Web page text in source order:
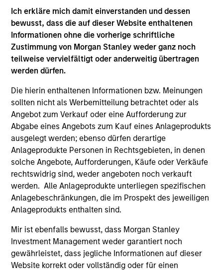
Ich erkläre mich damit einverstanden und dessen
bewusst, dass die auf dieser Website enthaltenen
Informationen ohne die vorherige schriftliche
Zustimmung von Morgan Stanley weder ganz noch
teilweise vervielfältigt oder anderweitig übertragen
werden dürfen.
Die hierin enthaltenen Informationen bzw. Meinungen
sollten nicht als Werbemitteilung betrachtet oder als
Angebot zum Verkauf oder eine Aufforderung zur
Abgabe eines Angebots zum Kauf eines Anlageprodukts
ausgelegt werden; ebenso dürfen derartige
Anlageprodukte Personen in Rechtsgebieten, in denen
solche Angebote, Aufforderungen, Käufe oder Verkäufe
rechtswidrig sind, weder angeboten noch verkauft
werden. Alle Anlageprodukte unterliegen spezifischen
Anlagebeschränkungen, die im Prospekt des jeweiligen
Anlageprodukts enthalten sind.
Mir ist ebenfalls bewusst, dass Morgan Stanley
Investment Management weder garantiert noch
gewährleistet, dass jegliche Informationen auf dieser
Website korrekt oder vollständig oder für einen
Differentiators
1
Aligned with Clients
Counterpoint Global’s long-term incentive compensation
program requires investors to allocate a significant
portion of deferred compensation into the portfolios they
manage.
2
RESEARCH INTO EMERGING THEMES
Their generalist approach and disruptive change research
are unique in an industry that leans toward specialization.
They promote cross-disciplinary thinking where investors